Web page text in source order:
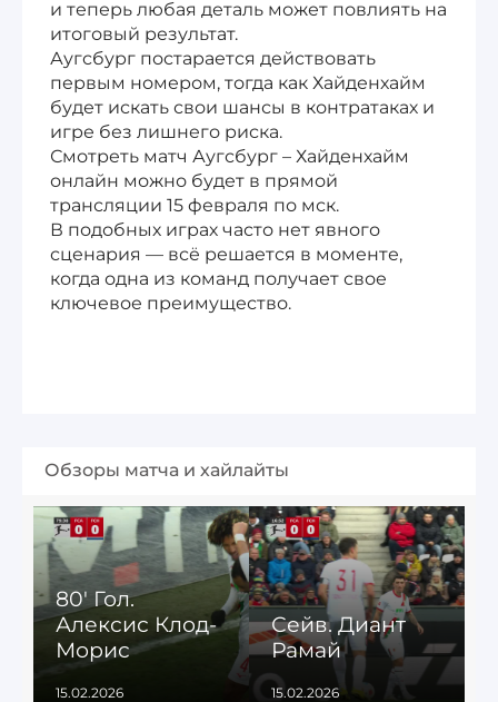
и теперь любая деталь может повлиять на
итоговый результат.
Аугсбург постарается действовать
первым номером, тогда как Хайденхайм
будет искать свои шансы в контратаках и
игре без лишнего риска.
Смотреть матч Аугсбург – Хайденхайм
онлайн можно будет в прямой
трансляции 15 февраля по мск.
В подобных играх часто нет явного
сценария — всё решается в моменте,
когда одна из команд получает свое
ключевое преимущество.
Обзоры матча и хайлайты
80' Гол.
Алексис Клод-
Морис
15.02.2026
Сейв. Диант
Рамай
15.02.2026